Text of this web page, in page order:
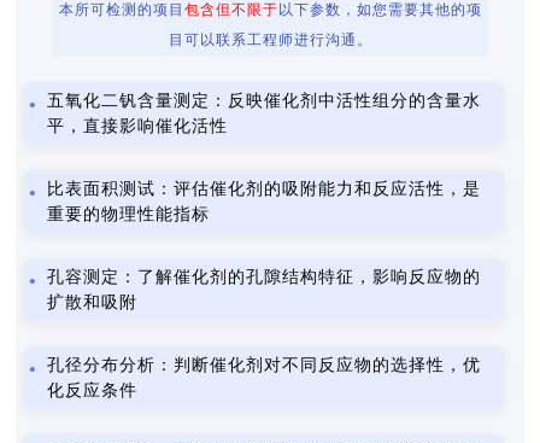
本所可检测的项目 包含但不限于 以下参数，如您需要其他的项
目可以联系工程师进行沟通。
五氧化二钒含量测定：反映催化剂中活性组分的含量水
平，直接影响催化活性
比表面积测试：评估催化剂的吸附能力和反应活性，是
重要的物理性能指标
孔容测定：了解催化剂的孔隙结构特征，影响反应物的
扩散和吸附
孔径分布分析：判断催化剂对不同反应物的选择性，优
化反应条件